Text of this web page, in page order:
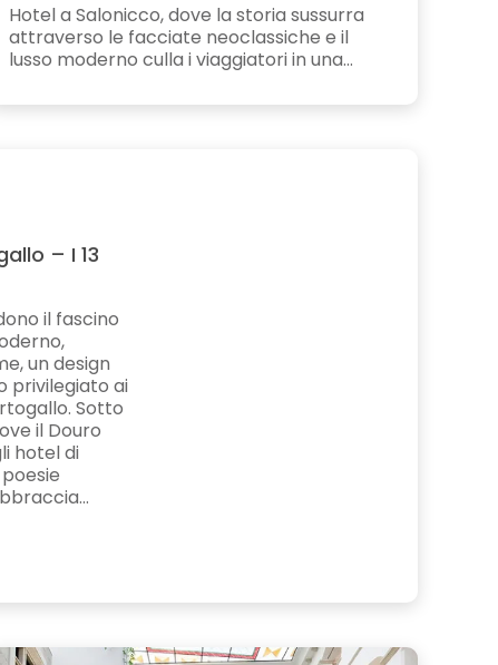
Hotel a Salonicco, dove la storia sussurra
attraverso le facciate neoclassiche e il
lusso moderno culla i viaggiatori in una...
– I 13
il fascino
un design
privilegiato ai
Sotto
il Douro
hotel di